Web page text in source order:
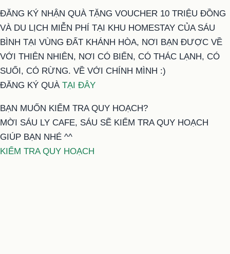
ĐĂNG KÝ NHẬN QUÀ TẶNG VOUCHER 10 TRIỆU ĐỒNG
VÀ DU LỊCH MIỄN PHÍ TẠI KHU HOMESTAY CỦA SÁU
BÌNH TẠI VÙNG ĐẤT KHÁNH HÒA, NƠI BẠN ĐƯỢC VỀ
VỚI THIÊN NHIÊN, NƠI CÓ BIỂN, CÓ THÁC LẠNH, CÓ
SUỐI, CÓ RỪNG. VỀ VỚI CHÍNH MÌNH :)
ĐĂNG KÝ QUÀ TẠI ĐÂY
BẠN MUỐN KIỂM TRA QUY HOẠCH?
MỜI SÁU LY CAFE, SÁU SẼ KIỂM TRA QUY HOẠCH
GIÚP BẠN NHÉ ^^
KIỂM TRA QUY HOẠCH